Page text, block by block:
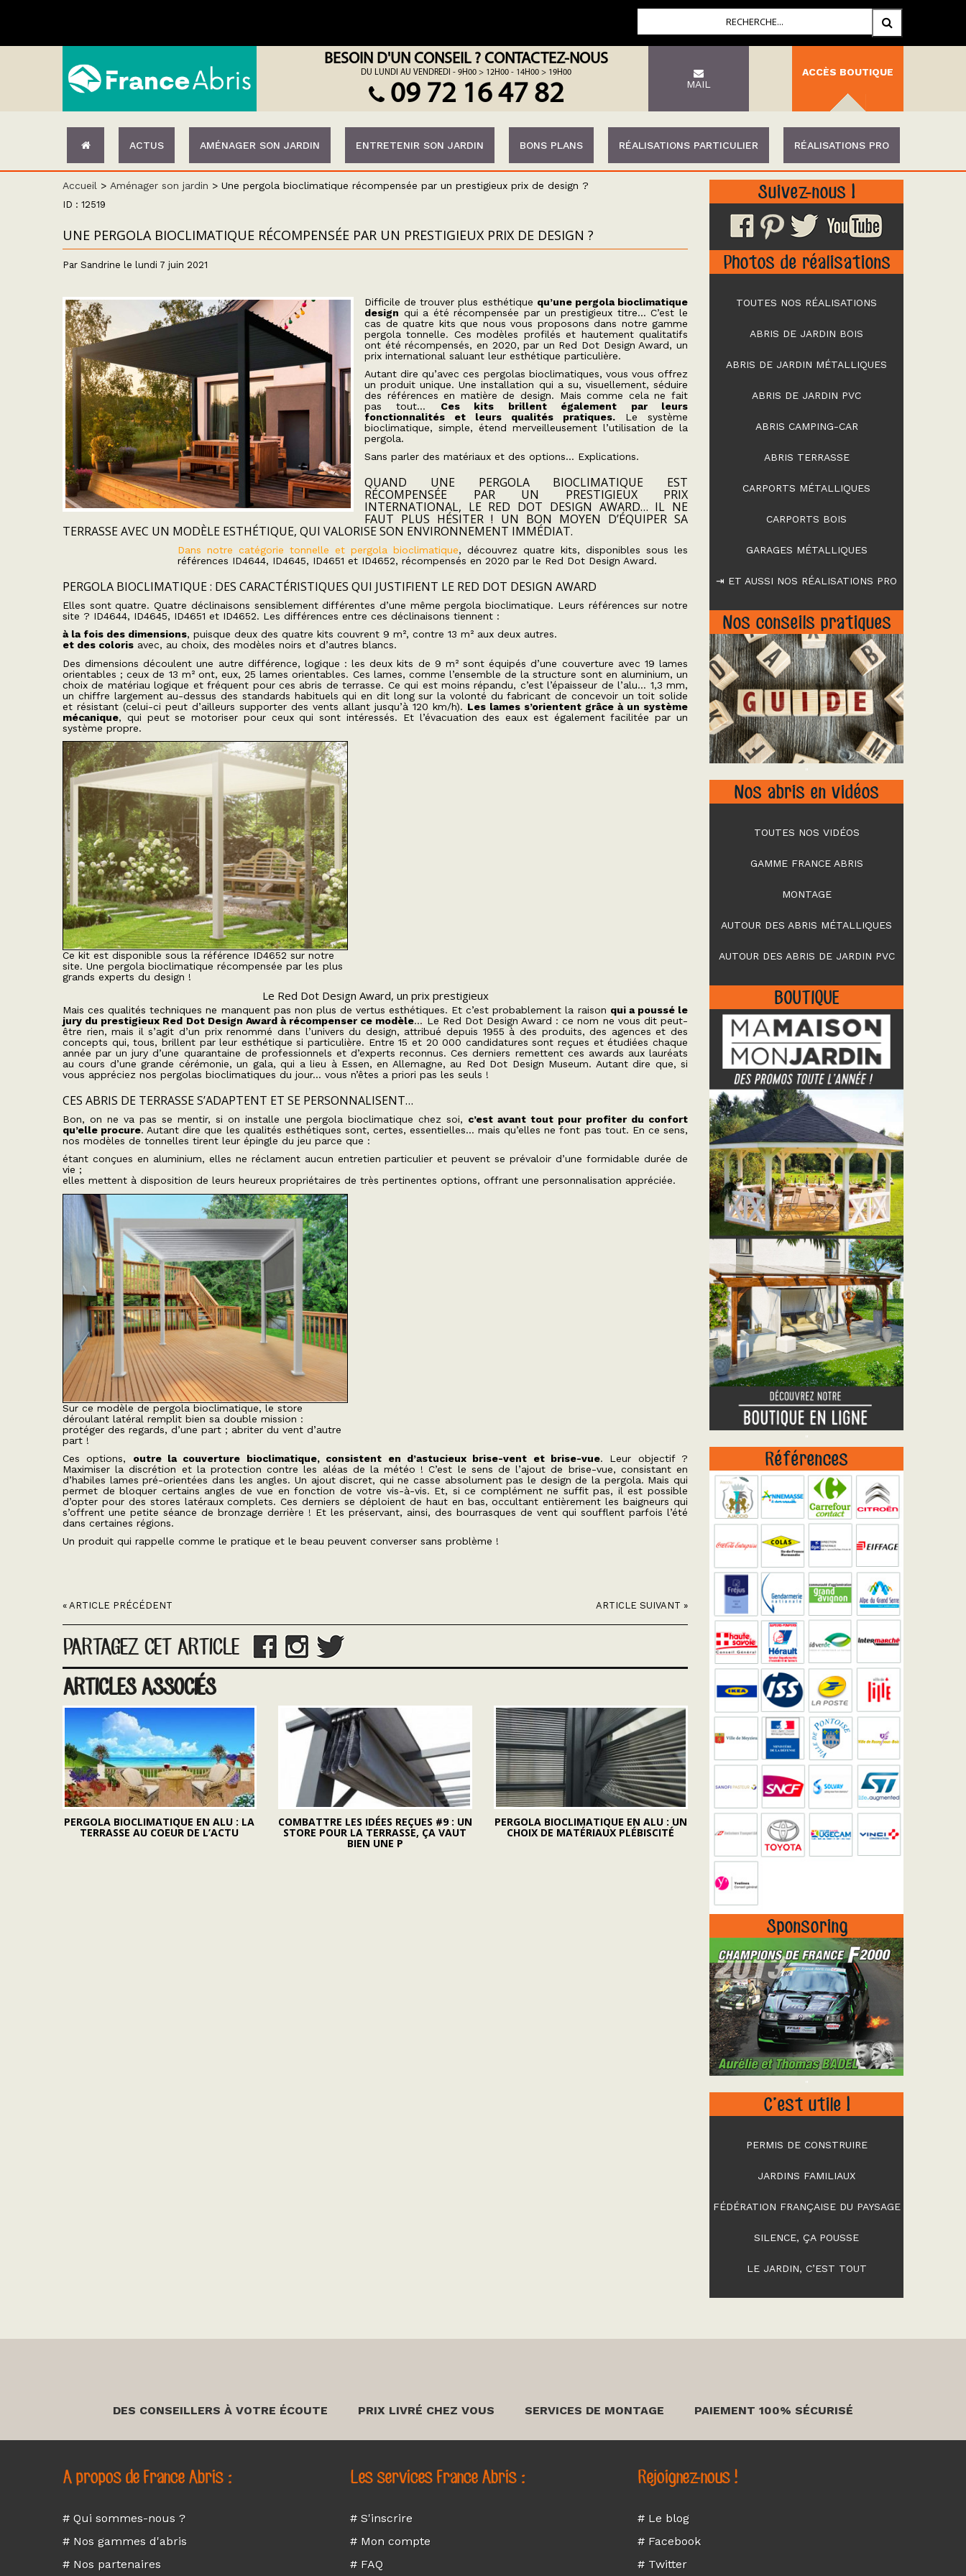
MAIL
ACCÈS BOUTIQUE
BESOIN D'UN CONSEIL ? CONTACTEZ-NOUS
DU LUNDI AU VENDREDI - 9H00 > 12H00 - 14H00 > 19H00
09 72 16 47 82
ACTUS AMÉNAGER SON JARDIN ENTRETENIR SON JARDIN BONS PLANS RÉALISATIONS PARTICULIER RÉALISATIONS PRO
Accueil > Aménager son jardin > Une pergola bioclimatique récompensée par un prestigieux prix de design ?
ID : 12519
UNE PERGOLA BIOCLIMATIQUE RÉCOMPENSÉE PAR UN PRESTIGIEUX PRIX DE DESIGN ?
Par Sandrine le lundi 7 juin 2021
Difficile de trouver plus esthétique qu’une pergola bioclimatique
design qui a été récompensée par un prestigieux titre… C’est le
cas de quatre kits que nous vous proposons dans notre gamme
pergola tonnelle. Ces modèles profilés et hautement qualitatifs
ont été récompensés, en 2020, par un Red Dot Design Award, un
prix international saluant leur esthétique particulière.
Autant dire qu’avec ces pergolas bioclimatiques, vous vous offrez
un produit unique. Une installation qui a su, visuellement, séduire
des références en matière de design. Mais comme cela ne fait
pas tout… Ces kits brillent également par leurs
fonctionnalités et leurs qualités pratiques. Le système
bioclimatique, simple, étend merveilleusement l’utilisation de la
pergola.
Sans parler des matériaux et des options… Explications.
QUAND UNE PERGOLA BIOCLIMATIQUE EST
RÉCOMPENSÉE PAR UN PRESTIGIEUX PRIX
INTERNATIONAL, LE RED DOT DESIGN AWARD… IL NE
FAUT PLUS HÉSITER ! UN BON MOYEN D’ÉQUIPER SA
TERRASSE AVEC UN MODÈLE ESTHÉTIQUE, QUI VALORISE SON ENVIRONNEMENT IMMÉDIAT.
Dans notre catégorie tonnelle et pergola bioclimatique, découvrez quatre kits, disponibles sous les
références ID4644, ID4645, ID4651 et ID4652, récompensés en 2020 par le Red Dot Design Award.
PERGOLA BIOCLIMATIQUE : DES CARACTÉRISTIQUES QUI JUSTIFIENT LE RED DOT DESIGN AWARD
Elles sont quatre. Quatre déclinaisons sensiblement différentes d’une même pergola bioclimatique. Leurs références sur notre
site ? ID4644, ID4645, ID4651 et ID4652. Les différences entre ces déclinaisons tiennent :
à la fois des dimensions, puisque deux des quatre kits couvrent 9 m², contre 13 m² aux deux autres.
et des coloris avec, au choix, des modèles noirs et d’autres blancs.
Des dimensions découlent une autre différence, logique : les deux kits de 9 m² sont équipés d’une couverture avec 19 lames
orientables ; ceux de 13 m² ont, eux, 25 lames orientables. Ces lames, comme l’ensemble de la structure sont en aluminium, un
choix de matériau logique et fréquent pour ces abris de terrasse. Ce qui est moins répandu, c’est l’épaisseur de l’alu… 1,3 mm,
un chiffre largement au-dessus des standards habituels qui en dit long sur la volonté du fabricant de concevoir un toit solide
et résistant (celui-ci peut d’ailleurs supporter des vents allant jusqu’à 120 km/h). Les lames s’orientent grâce à un système
mécanique, qui peut se motoriser pour ceux qui sont intéressés. Et l’évacuation des eaux est également facilitée par un
système propre.
Ce kit est disponible sous la référence ID4652 sur notre
site. Une pergola bioclimatique récompensée par les plus
grands experts du design !
Le Red Dot Design Award, un prix prestigieux
Mais ces qualités techniques ne manquent pas non plus de vertus esthétiques. Et c’est probablement la raison qui a poussé le
jury du prestigieux Red Dot Design Award à récompenser ce modèle… Le Red Dot Design Award : ce nom ne vous dit peut-
être rien, mais il s’agit d’un prix renommé dans l’univers du design, attribué depuis 1955 à des produits, des agences et des
concepts qui, tous, brillent par leur esthétique si particulière. Entre 15 et 20 000 candidatures sont reçues et étudiées chaque
année par un jury d’une quarantaine de professionnels et d’experts reconnus. Ces derniers remettent ces awards aux lauréats
au cours d’une grande cérémonie, un gala, qui a lieu à Essen, en Allemagne, au Red Dot Design Museum. Autant dire que, si
vous appréciez nos pergolas bioclimatiques du jour… vous n’êtes a priori pas les seuls !
CES ABRIS DE TERRASSE S’ADAPTENT ET SE PERSONNALISENT…
Bon, on ne va pas se mentir, si on installe une pergola bioclimatique chez soi, c’est avant tout pour profiter du confort
qu’elle procure. Autant dire que les qualités esthétiques sont, certes, essentielles… mais qu’elles ne font pas tout. En ce sens,
nos modèles de tonnelles tirent leur épingle du jeu parce que :
étant conçues en aluminium, elles ne réclament aucun entretien particulier et peuvent se prévaloir d’une formidable durée de
vie ;
elles mettent à disposition de leurs heureux propriétaires de très pertinentes options, offrant une personnalisation appréciée.
Sur ce modèle de pergola bioclimatique, le store
déroulant latéral remplit bien sa double mission :
protéger des regards, d’une part ; abriter du vent d’autre
part !
Ces options, outre la couverture bioclimatique, consistent en d’astucieux brise-vent et brise-vue. Leur objectif ?
Maximiser la discrétion et la protection contre les aléas de la météo ! C’est le sens de l’ajout de brise-vue, consistant en
d’habiles lames pré-orientées dans les angles. Un ajout discret, qui ne casse absolument pas le design de la pergola. Mais qui
permet de bloquer certains angles de vue en fonction de votre vis-à-vis. Et, si ce complément ne suffit pas, il est possible
d’opter pour des stores latéraux complets. Ces derniers se déploient de haut en bas, occultant entièrement les baigneurs qui
s’offrent une petite séance de bronzage derrière ! Et les préservant, ainsi, des bourrasques de vent qui soufflent parfois l’été
dans certaines régions.
Un produit qui rappelle comme le pratique et le beau peuvent converser sans problème !
« ARTICLE PRÉCÉDENT ARTICLE SUIVANT »
PARTAGEZ CET ARTICLE
ARTICLES ASSOCIÉS
PERGOLA BIOCLIMATIQUE EN ALU : LA
TERRASSE AU COEUR DE L’ACTU
COMBATTRE LES IDÉES REÇUES #9 : UN
STORE POUR LA TERRASSE, ÇA VAUT
BIEN UNE P
PERGOLA BIOCLIMATIQUE EN ALU : UN
CHOIX DE MATÉRIAUX PLÉBISCITÉ
Suivez-nous !
Photos de réalisations
TOUTES NOS RÉALISATIONS
ABRIS DE JARDIN BOIS
ABRIS DE JARDIN MÉTALLIQUES
ABRIS DE JARDIN PVC
ABRIS CAMPING-CAR
ABRIS TERRASSE
CARPORTS MÉTALLIQUES
CARPORTS BOIS
GARAGES MÉTALLIQUES
⇥ ET AUSSI NOS RÉALISATIONS PRO
Nos conseils pratiques
"
Nos abris en vidéos
TOUTES NOS VIDÉOS
GAMME FRANCE ABRIS
MONTAGE
AUTOUR DES ABRIS MÉTALLIQUES
AUTOUR DES ABRIS DE JARDIN PVC
BOUTIQUE
"
Références
Sponsoring
"
C’est utile !
PERMIS DE CONSTRUIRE
JARDINS FAMILIAUX
FÉDÉRATION FRANÇAISE DU PAYSAGE
SILENCE, ÇA POUSSE
LE JARDIN, C’EST TOUT
DES CONSEILLERS À VOTRE ÉCOUTE PRIX LIVRÉ CHEZ VOUS SERVICES DE MONTAGE PAIEMENT 100% SÉCURISÉ
A propos de France Abris :
# Qui sommes-nous ?
# Nos gammes d'abris
# Nos partenaires
Les services France Abris :
# S'inscrire
# Mon compte
# FAQ
Rejoignez-nous !
# Le blog
# Facebook
# Twitter